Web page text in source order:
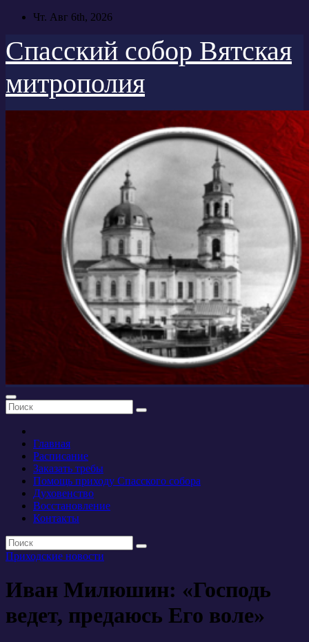
Перейти
содержимому
Чт. Авг 6th, 2026
Спасский собор Вятская
митрополия
Главная
Расписание
Заказать требы
Помощь приходу Спасского собора
Духовенство
Восстановление
Контакты
Приходские новости
Иван Милюшин: «Господь
ведет, предаюсь Его воле»